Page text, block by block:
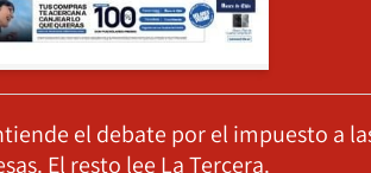
el debate por el impuesto a
El resto lee La Tercera.